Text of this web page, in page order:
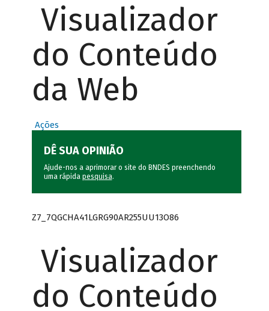
Visualizador
do Conteúdo
da Web
Ações
DÊ SUA OPINIÃO
Ajude-nos a aprimorar o site do BNDES preenchendo
uma rápida pesquisa.
Z7_7QGCHA41LGRG90AR255UU13O86
Visualizador
do Conteúdo